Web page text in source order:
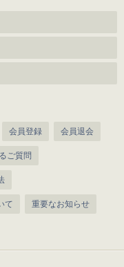
会員登録 会員退会
ご質問
て 重要なお知らせ